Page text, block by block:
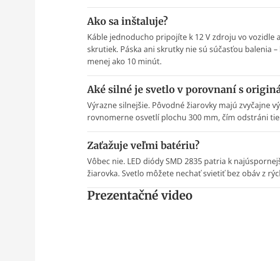
Ako sa inštaluje?
Káble jednoducho pripojíte k 12 V zdroju vo
skrutiek. Páska ani skrutky nie sú súčasťou balenia
menej ako 10 minút.
Aké silné je svetlo v porovnaní s
Výrazne silnejšie. Pôvodné žiarovky majú zvyčajne
rovnomerne osvetlí plochu 300 mm, čím odstráni
Zaťažuje veľmi batériu?
Vôbec nie. LED diódy SMD 2835 patria k
žiarovka. Svetlo môžete nechať svietiť bez obáv z
Prezentačné video